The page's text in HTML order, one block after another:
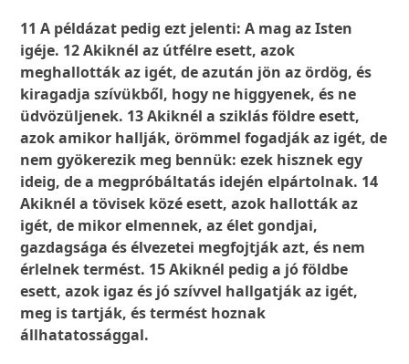
11 A példázat pedig ezt jelenti: A mag az Isten
igéje. 12 Akiknél az útfélre esett, azok
meghallották az igét, de azután jön az ördög, és
kiragadja szívükből, hogy ne higgyenek, és ne
üdvözüljenek. 13 Akiknél a sziklás földre esett,
azok amikor hallják, örömmel fogadják az igét, de
nem gyökerezik meg bennük: ezek hisznek egy
ideig, de a megpróbáltatás idején elpártolnak. 14
Akiknél a tövisek közé esett, azok hallották az
igét, de mikor elmennek, az élet gondjai,
gazdagsága és élvezetei megfojtják azt, és nem
érlelnek termést. 15 Akiknél pedig a jó földbe
esett, azok igaz és jó szívvel hallgatják az igét,
meg is tartják, és termést hoznak
állhatatossággal.